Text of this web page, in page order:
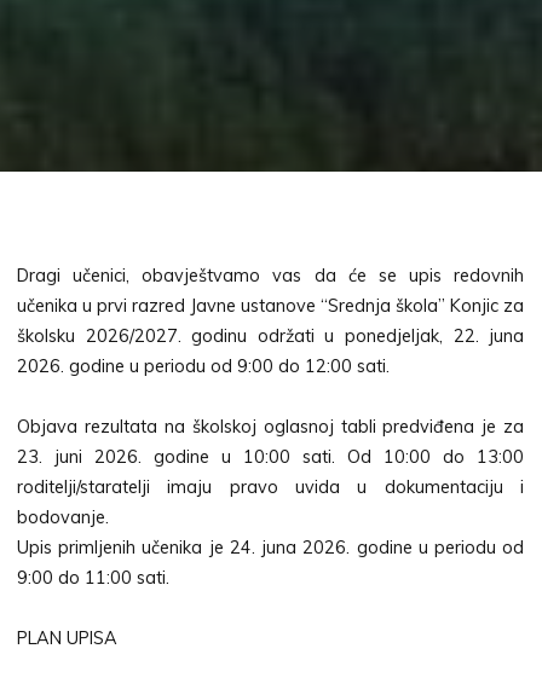
Dragi učenici, obavještvamo vas da će se upis redovnih
učenika u prvi razred Javne ustanove “Srednja škola” Konjic za
školsku 2026/2027. godinu održati u ponedjeljak, 22. juna
2026. godine u periodu od 9:00 do 12:00 sati.
Objava rezultata na školskoj oglasnoj tabli predviđena je za
23. juni 2026. godine u 10:00 sati. Od 10:00 do 13:00
roditelji/staratelji imaju pravo uvida u dokumentaciju i
bodovanje.
Upis primljenih učenika je 24. juna 2026. godine u periodu od
9:00 do 11:00 sati.
PLAN UPISA